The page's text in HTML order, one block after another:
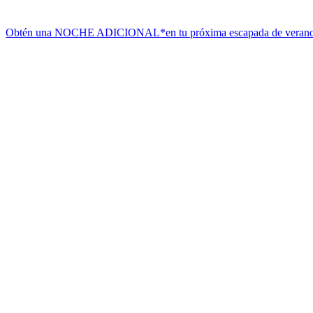
Obtén una NOCHE ADICIONAL*en tu próxima escapada de